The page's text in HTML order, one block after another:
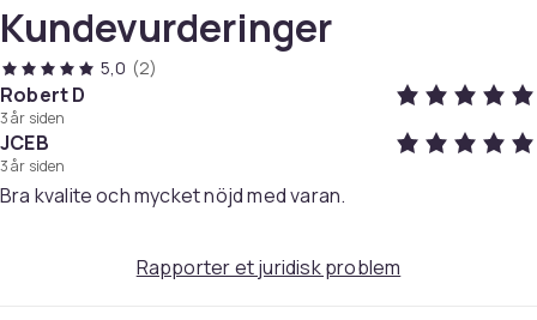
en lett trekker ut og festes til mobilen
- Juster vinkelen på braketten ved å løsne og trekk en
skrue for hånd
- Braketten kan rotere 360 grader og vinkle 90 grader
nedover
- Bena er utfellbart fra 9 cm til 15,5 cm
- Passer til alle mobiler opptil 7,5 cm bred
Spesifikasjoner:
Kundevurderinger
5,0 (2)
Robert D
3 år siden
JCEB
3 år siden
Bra kvalite och mycket nöjd med varan.
Rapporter et juridisk problem